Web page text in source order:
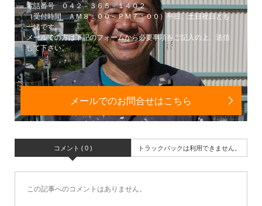
電話番号 ０４２－３６５－１４０２
（受付時間 ＡＭ８：００～ＰＭ７：００）平日、土日祝日とも
一緒です。
メールでの方は下記のフォームから必要事項をご記入の上、送信
して下さい。
メールでのお問合せはこちら
コメント ( 0 ) トラックバックは利用できません。
この記事へのコメントはありません。